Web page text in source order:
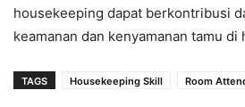
housekeeping dapat berkontribusi
keamanan dan kenyamanan tamu di
TAGS Housekeeping Skill Room